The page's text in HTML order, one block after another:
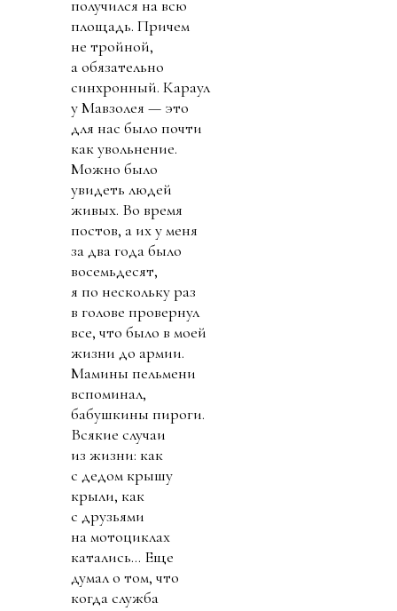
получился на всю
площадь. Причем
не тройной,
а обязательно
синхронный. Караул
у Мавзолея — это
для нас было почти
как увольнение.
Можно было
увидеть людей
живых. Во время
постов, а их у меня
за два года было
восемьдесят,
я по нескольку раз
в голове провернул
все, что было в моей
жизни до армии.
Мамины пельмени
вспоминал,
бабушкины пироги.
Всякие случаи
из жизни: как
с дедом крышу
крыли, как
с друзьями
на мотоциклах
катались... Еще
думал о том, что
когда служба